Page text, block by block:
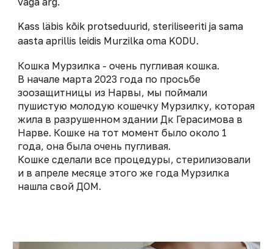
Kass läbis kõik protseduurid, steriliseeriti ja sama
aasta aprillis leidis Murzilka oma KODU.
Кошка Мурзилка - очень пугливая кошка.
В начале марта 2023 года по просьбе
зоозащитницы из Нарвы, мы поймали
пушистую молодую кошечку Мурзилку, которая
жила в разрушенном здании Дк Герасимова в
Нарве. Кошке на тот момент было около 1
года, она была очень пугливая.
Кошке сделали все процедуры, стерилизовали
и в апреле месяце этого же года Мурзилка
нашла свой ДОМ.